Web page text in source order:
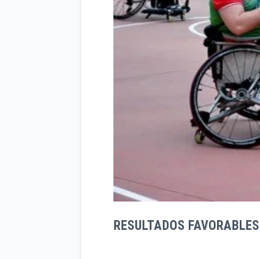
RESULTADOS FAVORABLES